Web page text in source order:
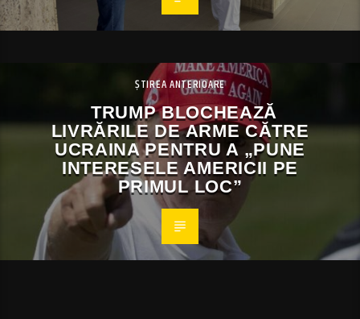
ȘTIREA ANTERIOARE
TRUMP BLOCHEAZĂ
LIVRĂRILE DE ARME CĂTRE
UCRAINA PENTRU A „PUNE
INTERESELE AMERICII PE
PRIMUL LOC”